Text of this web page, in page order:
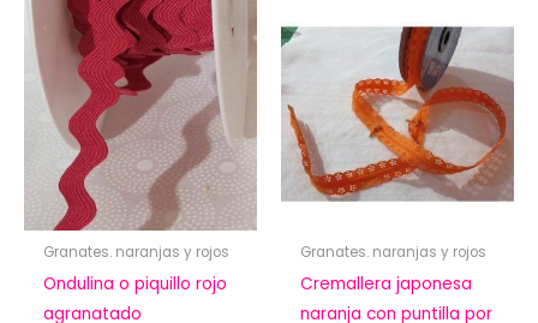
Granates. naranjas y rojos
Ondulina o piquillo rojo
agranatado
Granates. naranjas y rojos
Cremallera japonesa
naranja con puntilla por